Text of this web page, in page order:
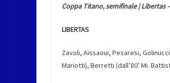
Coppa Titano, semifinale | Libertas
LIBERTAS
Zavoli, Aissaoui, Pesaresi,
Mariotti), Berretti (dall’80’ Mi.